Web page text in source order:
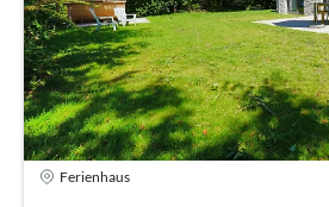
Ferienhaus